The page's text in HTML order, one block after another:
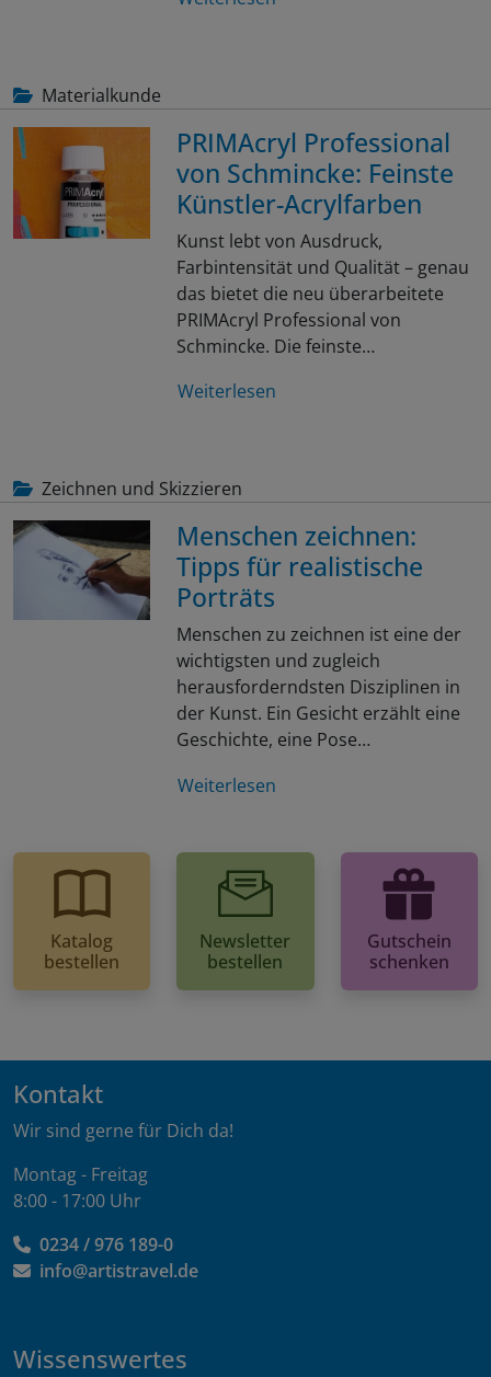
Materialkunde
PRIMAcryl Professional
von Schmincke: Feinste
Künstler-Acrylfarben
Kunst lebt von Ausdruck,
Farbintensität und Qualität – genau
das bietet die neu überarbeitete
PRIMAcryl Professional von
Schmincke. Die feinste…
Weiterlesen
Zeichnen und Skizzieren
Menschen zeichnen:
Tipps für realistische
Porträts
Menschen zu zeichnen ist eine der
wichtigsten und zugleich
herausforderndsten Disziplinen in
der Kunst. Ein Gesicht erzählt eine
Geschichte, eine Pose…
Weiterlesen
Katalog
bestellen
Newsletter
bestellen
Gutschein
schenken
Kontakt
Wir sind gerne für Dich da!
Montag - Freitag
8:00 - 17:00 Uhr
0234 / 976 189-0
info@artistravel.de
Wissenswertes